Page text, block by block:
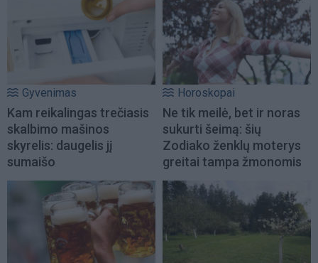
Gyvenimas
Kam reikalingas trečiasis
skalbimo mašinos
skyrelis: daugelis jį
sumaišo
Horoskopai
Ne tik meilė, bet ir noras
sukurti šeimą: šių
Zodiako ženklų moterys
greitai tampa žmonomis